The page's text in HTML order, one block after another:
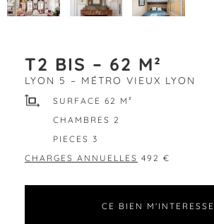
T2 BIS – 62 M²
LYON 5 – MÉTRO VIEUX LYON
SURFACE 62 M²
CHAMBRES 2
PIECES 3
CHARGES ANNUELLES 492 €
CE BIEN M'INTERESSE